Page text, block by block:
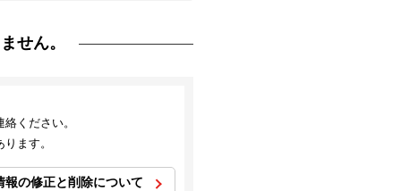
せん。
ください。
ます。
報の修正と削除について